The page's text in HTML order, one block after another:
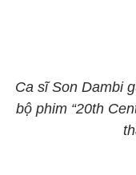
Ca sĩ Son Dambi
bộ phim “20th